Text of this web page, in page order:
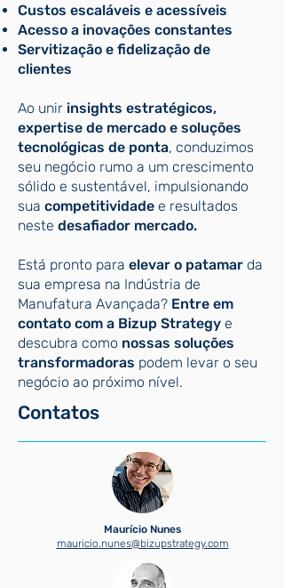
Custos escaláveis e acessíveis
Acesso a inovações constantes
Servitização e fidelização de
clientes
Ao unir insights estratégicos,
expertise de mercado e soluções
tecnológicas de ponta, conduzimos
seu negócio rumo a um crescimento
sólido e sustentável, impulsionando
sua competitividade e resultados
neste desafiador mercado.
Está pronto para elevar o patamar da
sua empresa na Indústria de
Manufatura Avançada? Entre em
contato com a Bizup Strategy e
descubra como nossas soluções
transformadoras podem levar o seu
negócio ao próximo nível.
Contatos
Maurício Nunes
mauricio.nunes@bizupstrategy.com